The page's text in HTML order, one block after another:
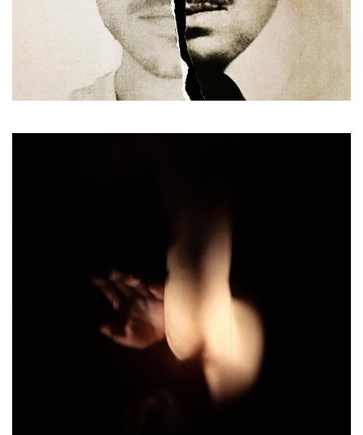
17.01 > 23.01
Résidence à l'Atelier des Marches
+ d'infos